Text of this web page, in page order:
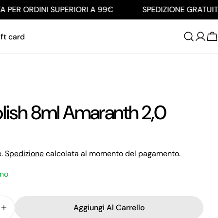
ORDINI SUPERIORI A 99€ SPEDIZIONE
card
8ml Amaranth 2,0
Spedizionecalcolata al momento del pagamento.
La Quantità Per Gel Polish 8ml Amaranth 2,0
Aumenta La Quantità Per Gel Polish 8ml Amaranth
Aggiungi Al Carrello